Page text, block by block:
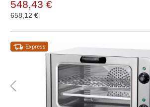
548,43 €
658,12 €
Express